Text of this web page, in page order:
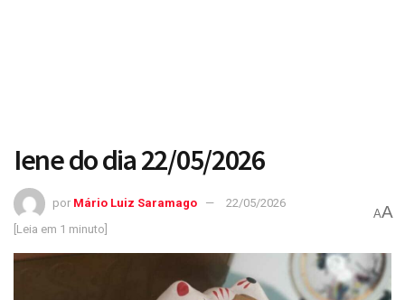
Iene do dia 22/05/2026
por Mário Luiz Saramago
22/05/2026
[Leia em 1 minuto]
AA